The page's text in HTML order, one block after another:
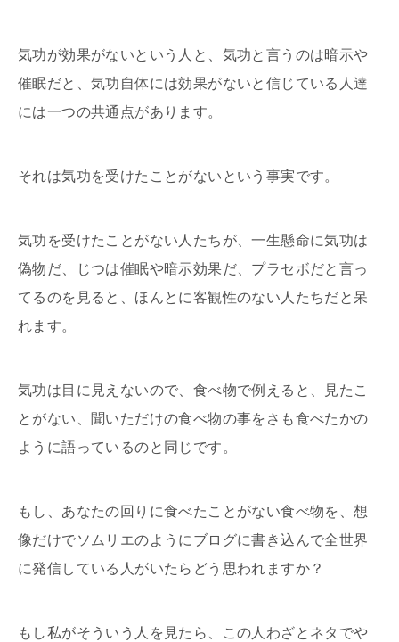
気功が効果がないという人と、気功と言うのは暗示や
催眠だと、気功自体には効果がないと信じている人達
には一つの共通点があります。
それは気功を受けたことがないという事実です。
気功を受けたことがない人たちが、一生懸命に気功は
偽物だ、じつは催眠や暗示効果だ、プラセボだと言っ
てるのを見ると、ほんとに客観性のない人たちだと呆
れます。
気功は目に見えないので、食べ物で例えると、見たこ
とがない、聞いただけの食べ物の事をさも食べたかの
ように語っているのと同じです。
もし、あなたの回りに食べたことがない食べ物を、想
像だけでソムリエのようにブログに書き込んで全世界
に発信している人がいたらどう思われますか？
もし私がそういう人を見たら、この人わざとネタでや